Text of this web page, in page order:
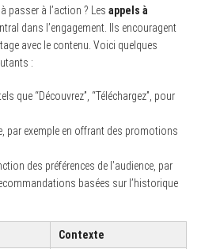
passer à l’action ? Les appels à
dans l’engagement. Ils encouragent
avec le contenu. Voici quelques
:
que “Découvrez”, “Téléchargez”, pour
par exemple en offrant des promotions
des préférences de l’audience, par
basées sur l’historique
Contexte